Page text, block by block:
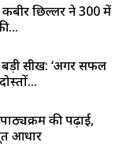
छिल्लर ने 300 में
सीख: ‘अगर सफल
की पढ़ाई,
आधार